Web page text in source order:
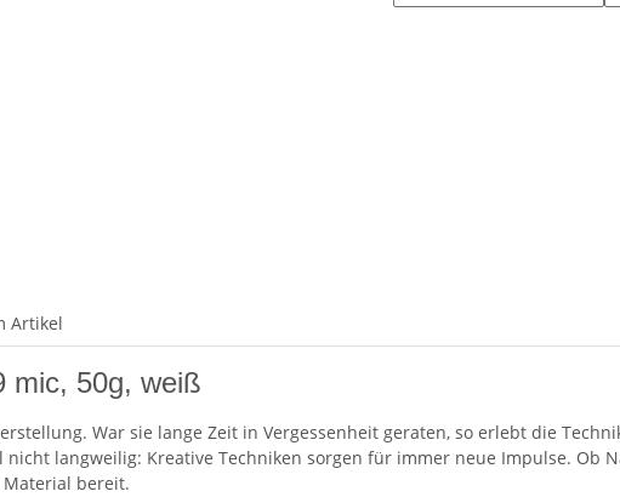
Artikel
mic, 50g, weiß
War sie lange Zeit in Vergessenheit geraten, so erlebt die
langweilig: Kreative Techniken sorgen für immer neue Impulse. Ob
bereit.